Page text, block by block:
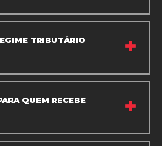
TRIBUTÁRIO
QUEM RECEBE